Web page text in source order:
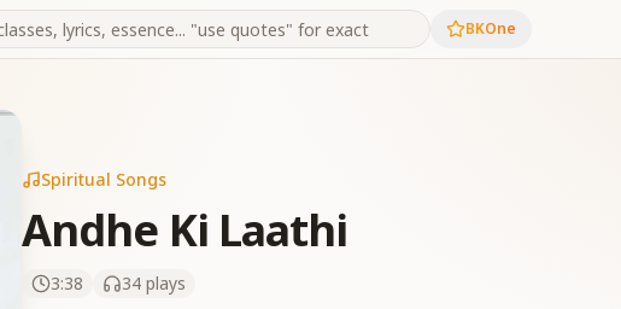
BKOne
Spiritual Songs
Andhe Ki Laathi
3:38 34 plays